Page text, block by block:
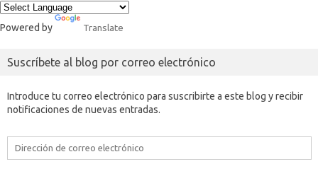
Powered by Translate
Suscríbete al blog por correo electrónico
Introduce tu correo electrónico para suscribirte a este blog y recibir
notificaciones de nuevas entradas.
Dirección